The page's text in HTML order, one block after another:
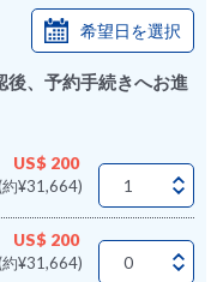
希望日を選択
後、予約手続きへお進
US$ 200
約¥31,664)
US$ 200
約¥31,664)